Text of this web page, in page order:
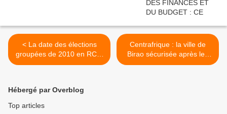
< La date des élections
groupées de 2010 en RCA,
une affaire de la CEI
Centrafrique : la ville de
Birao sécurisée après les
combats du 18 juillet >
Hébergé par Overblog
Top articles